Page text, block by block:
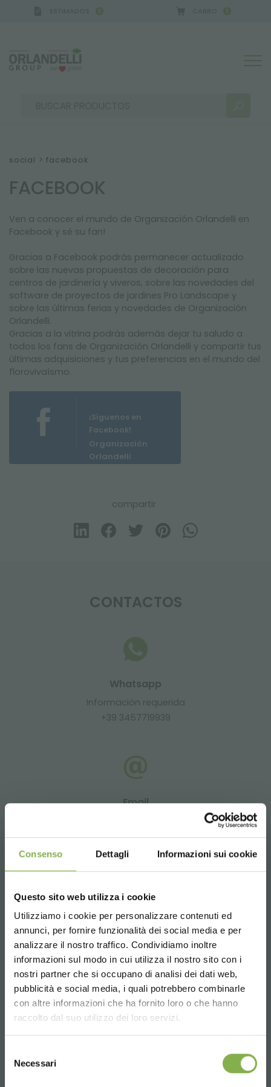
Consenso Dettagli Informazioni sui cookie
Questo sito web utilizza i cookie
Utilizziamo i cookie per personalizzare contenuti ed
annunci, per fornire funzionalità dei social media e per
analizzare il nostro traffico. Condividiamo inoltre
informazioni sul modo in cui utilizza il nostro sito con i
nostri partner che si occupano di analisi dei dati web,
pubblicità e social media, i quali potrebbero combinarle
con altre informazioni che ha fornito loro o che hanno
raccolto dal suo utilizzo dei loro servizi.
delNecessari
0 0
RESULTADOS DE LA BÚSQUEDA:
MÁS RESULTADOS PARA USTED:
social > facebook
FACEBOOK
Ven a conocer el mundo de Organización Orlandelli en
Facebook y sé su fan!
Gracias a Facebook podrás permanecer actualizado
sobre las nuevas propuestas de decoración para
centros de jardinería y viveros, sobre las novedades del
software de proyectos de jardines Pro Landscape y
sobre las últimas ferias y novedades de Organización
Orlandelli.
Gracias a la vitrina podrás además dejar tu saludo a
todos los fans de Organización Orlandelli y compartir tus
últimas adquisiciones y tus preferencias en el mundo del
florovivaísmo.
¡Síguenos en
Facebook!
Organización
Orlandelli
compartir
Choose the country you are in and your
language for a better browsing experience
CONTACTOS
Whatsapp
Información requerida
+39 3457719939
Email
info@orlandelli.it
Teléfono
De lunes a viernes
08:30 - 13:00
14:00 - 18:30
+39 0376 960311